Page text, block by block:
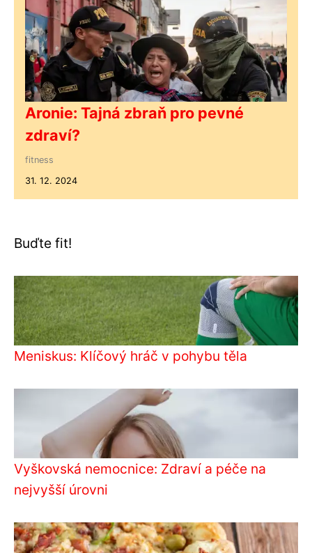
Aronie: Tajná zbraň pro pevné
zdraví?
fitness
31. 12. 2024
Buďte fit!
Meniskus: Klíčový hráč v pohybu těla
Vyškovská nemocnice: Zdraví a péče na
nejvyšší úrovni